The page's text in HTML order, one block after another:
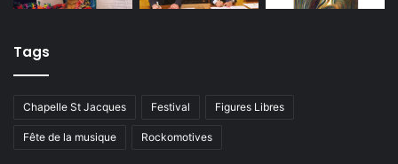
Tags
Chapelle St Jacques Festival Figures Libres
Fête de la musique Rockomotives